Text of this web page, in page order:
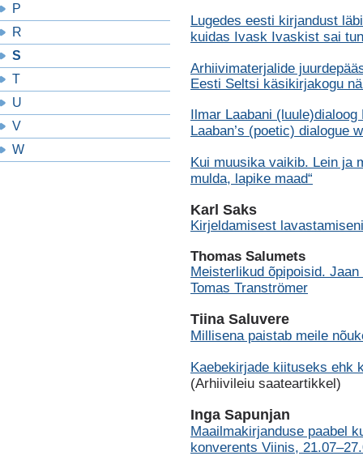
P
R
S
T
U
V
W
Lugedes eesti kirjandust
kuidas Ivask Ivaskist sai
Arhiivimaterjalide
Eesti Seltsi käsikirjakogu
Ilmar Laabani
Laaban’s (poetic) dialogue
Kui muusika vaikib. Lein ja
mulda, lapike maad“
Karl Saks
Kirjeldamisest
Thomas Salumets
Meisterlikud õpipoisid.
Tomas Tranströmer
Tiina Saluvere
Millisena paistab meile
Kaebekirjade kiituseks ehk
(Arhiivileiu saateartikkel)
Inga Sapunjan
Maailmakirjanduse paabel
konverents Viinis,